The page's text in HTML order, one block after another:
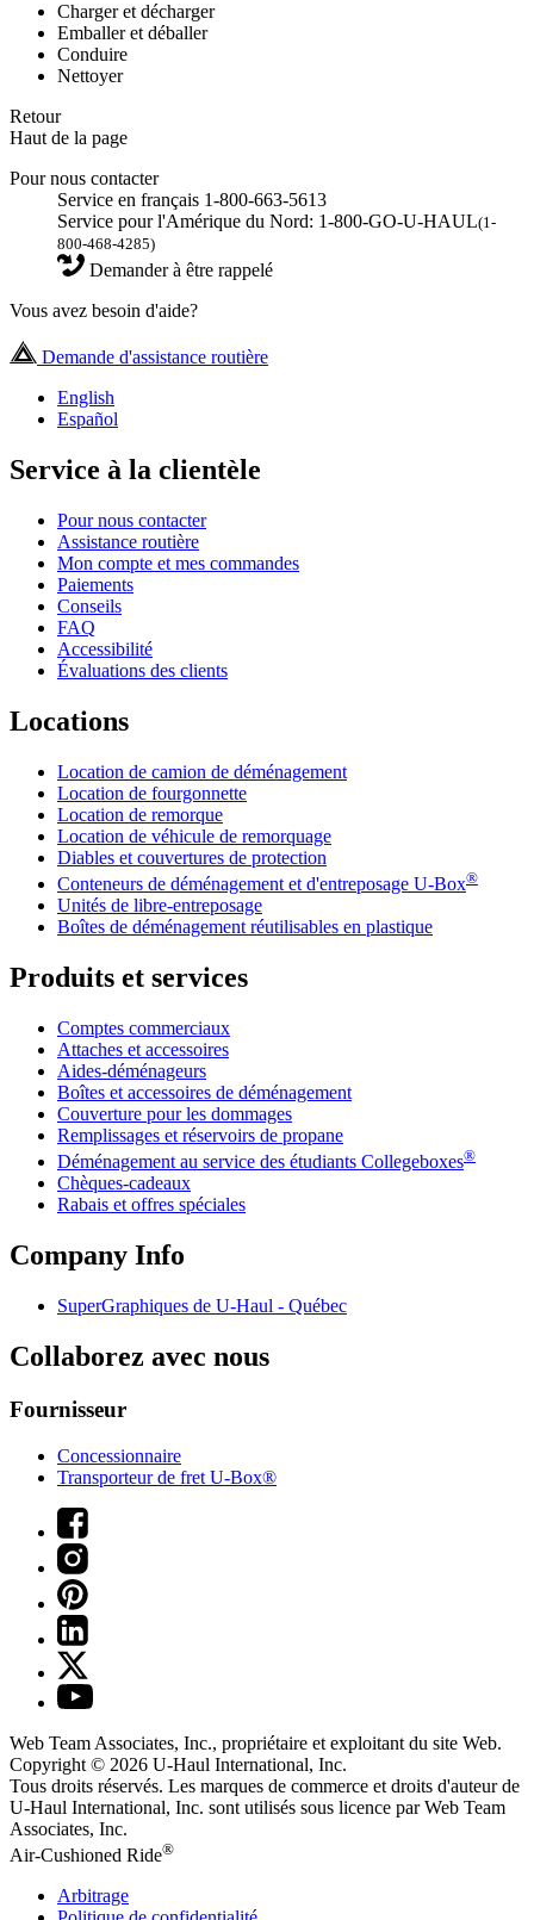
Charger et décharger
Emballer et déballer
Conduire
Nettoyer
Retour
Haut de la page
Pour nous contacter
Service en français 1-800-663-5613
Service pour l'Amérique du Nord: 1-800-GO-U-HAUL(1-
800-468-4285)
Demander à être rappelé
Vous avez besoin d'aide?
Demande d'assistance routière
English
Español
Service à la clientèle
Pour nous contacter
Assistance routière
Mon compte et mes commandes
Paiements
Conseils
FAQ
Accessibilité
Évaluations des clients
Locations
Location de camion de déménagement
Location de fourgonnette
Location de remorque
Location de véhicule de remorquage
Diables et couvertures de protection
Conteneurs de déménagement et d'entreposage U-Box®
Unités de libre-entreposage
Boîtes de déménagement réutilisables en plastique
Produits et services
Comptes commerciaux
Attaches et accessoires
Aides-déménageurs
Boîtes et accessoires de déménagement
Couverture pour les dommages
Remplissages et réservoirs de propane
Déménagement au service des étudiants Collegeboxes®
Chèques-cadeaux
Rabais et offres spéciales
Company Info
SuperGraphiques de U-Haul - Québec
Collaborez avec nous
Fournisseur
Concessionnaire
Transporteur de fret U-Box®
Web Team Associates, Inc., propriétaire et exploitant du site Web.
Copyright © 2026 U-Haul International, Inc.
Tous droits réservés. Les marques de commerce et droits d'auteur de
U-Haul International, Inc. sont utilisés sous licence par Web Team
Associates, Inc.
Air-Cushioned Ride®
Arbitrage